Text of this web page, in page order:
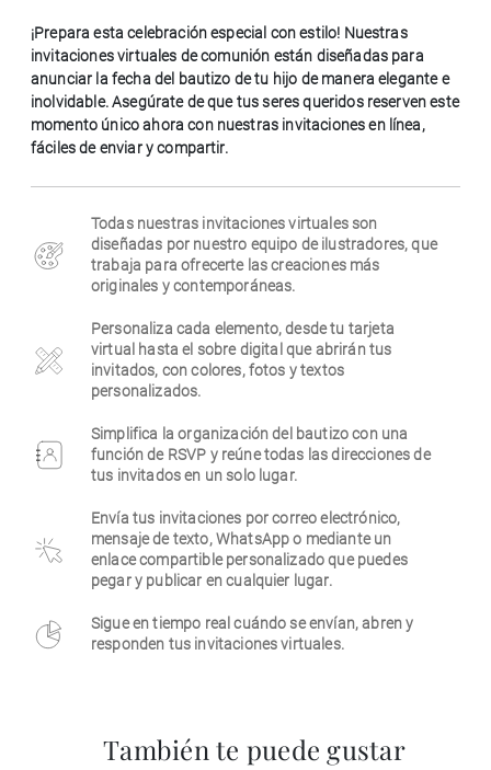
Cumpleaños
Fiestas navideñas
Empresa
¡Prepara esta celebración especial con estilo! Nuestras
invitaciones virtuales de comunión están diseñadas para
anunciar la fecha del bautizo de tu hijo de manera elegante e
inolvidable. Asegúrate de que tus seres queridos reserven este
momento único ahora con nuestras invitaciones en línea,
fáciles de enviar y compartir.
Todas nuestras invitaciones virtuales son
diseñadas por nuestro equipo de ilustradores, que
trabaja para ofrecerte las creaciones más
originales y contemporáneas.
Personaliza cada elemento, desde tu tarjeta
virtual hasta el sobre digital que abrirán tus
invitados, con colores, fotos y textos
personalizados.
Simplifica la organización del bautizo con una
función de RSVP y reúne todas las direcciones de
tus invitados en un solo lugar.
Envía tus invitaciones por correo electrónico,
mensaje de texto, WhatsApp o mediante un
enlace compartible personalizado que puedes
pegar y publicar en cualquier lugar.
Sigue en tiempo real cuándo se envían, abren y
responden tus invitaciones virtuales.
También te puede gustar